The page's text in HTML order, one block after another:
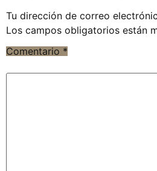
Tu dirección de correo
Los campos obligatorios están
Comentario *